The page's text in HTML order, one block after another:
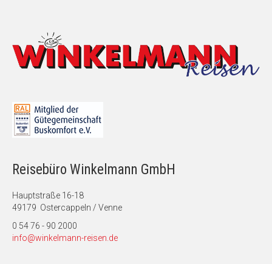
Reisebüro Winkelmann GmbH
Hauptstraße 16-18
49179 Ostercappeln / Venne
0 54 76 - 90 2000
info@winkelmann-reisen.de